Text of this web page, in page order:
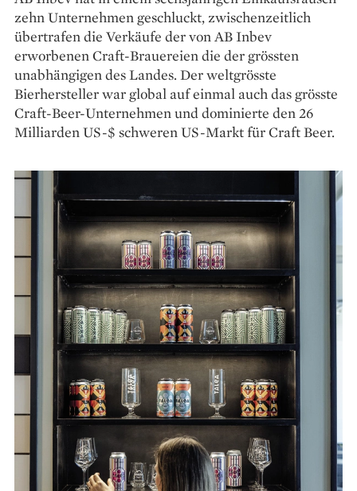
zehn Unternehmen geschluckt, zwischenzeitlich
über­trafen die Verkäufe der von AB Inbev
erworbenen Craft-Brauereien die der grössten
unabhängigen des Landes. Der weltgrösste
Bierhersteller war global auf einmal auch das grösste
Craft-Beer-Unternehmen und dominierte den 26
Milliarden US-$ schweren US-Markt für Craft Beer.